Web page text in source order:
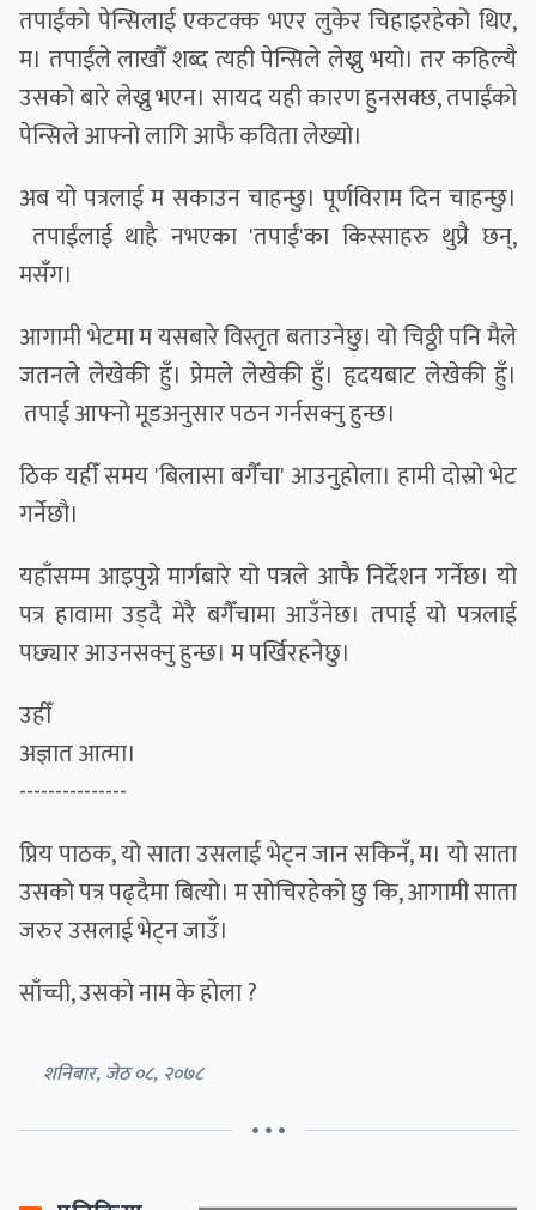
तपाईंको पेन्सिलाई एकटक्क भएर लुकेर चिहाइरहेको थिए,
म। तपाईंले लाखौँ शब्द त्यही पेन्सिले लेख्नु भयो। तर कहिल्यै
उसको बारे लेख्नु भएन। सायद यही कारण हुनसक्छ, तपाईंको
पेन्सिले आफ्नो लागि आफै कविता लेख्यो।
अब यो पत्रलाई म सकाउन चाहन्छु। पूर्णविराम दिन चाहन्छु।
तपाईंलाई थाहै नभएका 'तपाईं'का किस्साहरु थुप्रै छन्,
मसँग।
आगामी भेटमा म यसबारे विस्तृत बताउनेछु। यो चिठ्ठी पनि मैले
जतनले लेखेकी हुँ। प्रेमले लेखेकी हुँ। हृदयबाट लेखेकी हुँ।
तपाई आफ्नो मूडअनुसार पठन गर्नसक्नु हुन्छ।
ठिक यहीँ समय 'बिलासा बगैँचा' आउनुहोला। हामी दोस्रो भेट
गर्नेछौ।
यहाँसम्म आइपुग्ने मार्गबारे यो पत्रले आफै निर्देशन गर्नेछ। यो
पत्र हावामा उड्दै मेरै बगैँचामा आउँनेछ। तपाई याे पत्रलाई
पछ्यार आउनसक्नु हुन्छ। म पर्खिरहनेछु।
उहीँ
अज्ञात आत्मा।
---------------
प्रिय पाठक, यो साता उसलाई भेट्न जान सकिनँ, म। यो साता
उसको पत्र पढ्दैमा बित्यो। म सोचिरहेको छु कि, आगामी साता
जरुर उसलाई भेट्न जाउँ।
साँच्ची, उसकाे नाम के हाेला ?
शनिबार, जेठ ०८, २०७८
• • •